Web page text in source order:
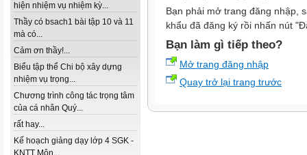
hiện nhiệm vụ nhiệm kỳ...
Thầy có bsach1 bài tập 10 và 11
mà có...
Cảm ơn thầy!...
Biểu tập thể Chi bộ xây dựng
nhiệm vụ trọng...
Chương trình công tác trọng tâm
của cá nhân Quý...
rất hay...
Kế hoạch giảng dạy lớp 4 SGK -
KNTT Môn...
Bạn phải mở trang đăng nhập,
khẩu đã đăng ký rồi nhấn nút
Bạn làm gì tiếp theo?
Mở trang đăng nhập
Quay trở lại trang trước